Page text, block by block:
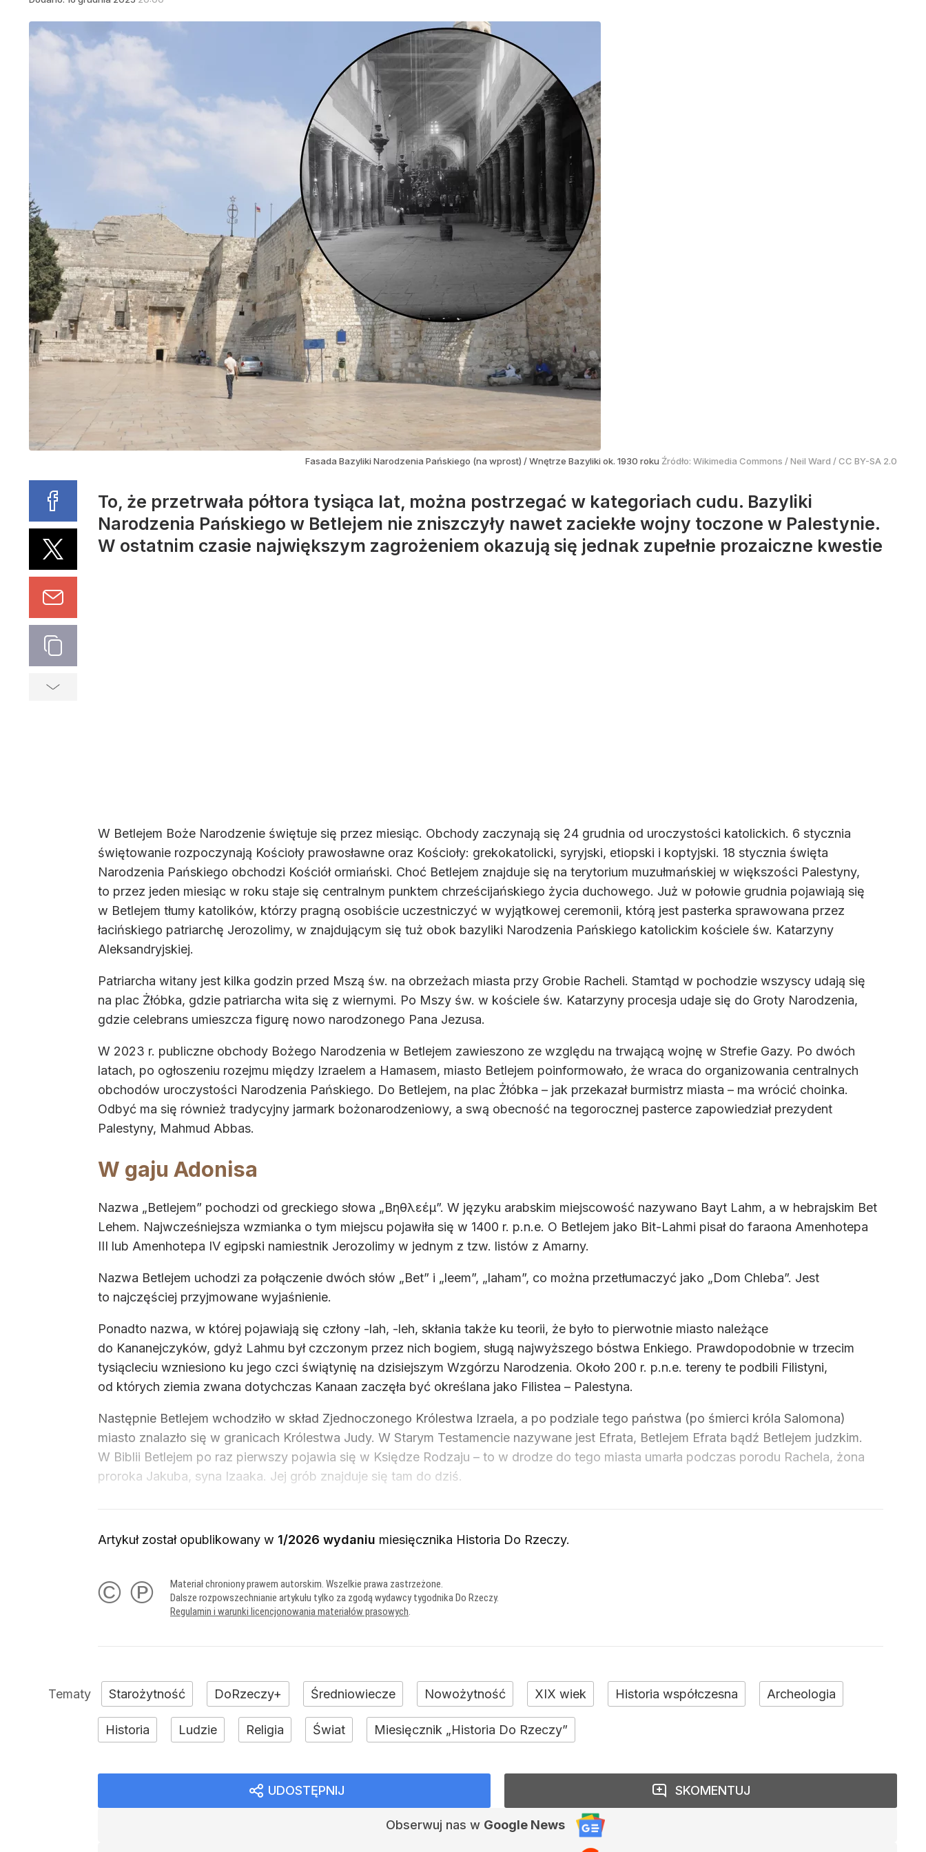
Fasada Bazyliki Narodzenia Pańskiego (na wprost) / Wnętrze Bazyliki ok. 1930 roku Źródło: Wikimedia Commons /Neil Ward / CC BY-SA 2.0
To, że przetrwała półtora tysiąca lat, można postrzegać w kategoriach cudu. Bazyliki
Narodzenia Pańskiego w Betlejem nie zniszczyły nawet zaciekłe wojny toczone w Palestynie.
W ostatnim czasie największym zagrożeniem okazują się jednak zupełnie prozaiczne kwestie
W Betlejem Boże Narodzenie świętuje się przez miesiąc. Obchody zaczynają się 24 grudnia od uroczystości katolickich. 6 stycznia
świętowanie rozpoczynają Kościoły prawosławne oraz Kościoły: grekokatolicki, syryjski, etiopski i koptyjski. 18 stycznia święta
Narodzenia Pańskiego obchodzi Kościół ormiański. Choć Betlejem znajduje się na terytorium muzułmańskiej w większości Palestyny,
to przez jeden miesiąc w roku staje się centralnym punktem chrześcijańskiego życia duchowego. Już w połowie grudnia pojawiają się
w Betlejem tłumy katolików, którzy pragną osobiście uczestniczyć w wyjątkowej ceremonii, którą jest pasterka sprawowana przez
łacińskiego patriarchę Jerozolimy, w znajdującym się tuż obok bazyliki Narodzenia Pańskiego katolickim kościele św. Katarzyny
Aleksandryjskiej.
Patriarcha witany jest kilka godzin przed Mszą św. na obrzeżach miasta przy Grobie Racheli. Stamtąd w pochodzie wszyscy udają się
na plac Żłóbka, gdzie patriarcha wita się z wiernymi. Po Mszy św. w kościele św. Katarzyny procesja udaje się do Groty Narodzenia,
gdzie celebrans umieszcza figurę nowo narodzonego Pana Jezusa.
W 2023 r. publiczne obchody Bożego Narodzenia w Betlejem zawieszono ze względu na trwającą wojnę w Strefie Gazy. Po dwóch
latach, po ogłoszeniu rozejmu między Izraelem a Hamasem, miasto Betlejem poinformowało, że wraca do organizowania centralnych
obchodów uroczystości Narodzenia Pańskiego. Do Betlejem, na plac Żłóbka – jak przekazał burmistrz miasta – ma wrócić choinka.
Odbyć ma się również tradycyjny jarmark bożonarodzeniowy, a swą obecność na tegorocznej pasterce zapowiedział prezydent
Palestyny, Mahmud Abbas.
W gaju Adonisa
Nazwa „Betlejem” pochodzi od greckiego słowa „Βηθλεέμ”. W języku arabskim miejscowość nazywano Bayt Lahm, a w hebrajskim Bet
Lehem. Najwcześniejsza wzmianka o tym miejscu pojawiła się w 1400 r. p.n.e. O Betlejem jako Bit-Lahmi pisał do faraona Amenhotepa
III lub Amenhotepa IV egipski namiestnik Jerozolimy w jednym z tzw. listów z Amarny.
Nazwa Betlejem uchodzi za połączenie dwóch słów „Bet” i „leem”, „laham”, co można przetłumaczyć jako „Dom Chleba”. Jest
to najczęściej przyjmowane wyjaśnienie.
Ponadto nazwa, w której pojawiają się człony -lah, -leh, skłania także ku teorii, że było to pierwotnie miasto należące
do Kananejczyków, gdyż Lahmu był czczonym przez nich bogiem, sługą najwyższego bóstwa Enkiego. Prawdopodobnie w trzecim
tysiącleciu wzniesiono ku jego czci świątynię na dzisiejszym Wzgórzu Narodzenia. Około 200 r. p.n.e. tereny te podbili Filistyni,
od których ziemia zwana dotychczas Kanaan zaczęła być określana jako Filistea – Palestyna.
Następnie Betlejem wchodziło w skład Zjednoczonego Królestwa Izraela, a po podziale tego państwa (po śmierci króla Salomona)
miasto znalazło się w granicach Królestwa Judy. W Starym Testamencie nazywane jest Efrata, Betlejem Efrata bądź Betlejem judzkim.
W Biblii Betlejem po raz pierwszy pojawia się w Księdze Rodzaju – to w drodze do tego miasta umarła podczas porodu Rachela, żona
proroka Jakuba, syna Izaaka. Jej grób znajduje się tam do dziś.
Artykuł został opublikowany w 1/2026 wydaniu miesięcznika Historia Do Rzeczy.
© ℗
Materiał chroniony prawem autorskim. Wszelkie prawa zastrzeżone.
Dalsze rozpowszechnianie artykułu tylko za zgodą wydawcy tygodnika Do Rzeczy.
Regulamin i warunki licencjonowania materiałów prasowych.
Starożytność DoRzeczy+ Średniowiecze Nowożytność XIX wiek Historia współczesna Archeologia
Historia Ludzie Religia Świat Miesięcznik „Historia Do Rzeczy”
UDOSTĘPNIJ
Obserwuj nas w Google News
SKOMENTUJ